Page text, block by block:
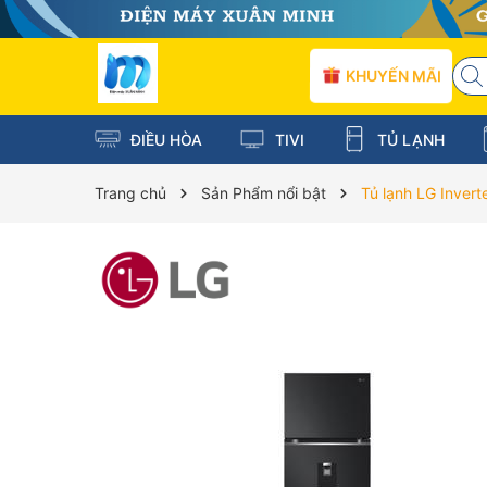
KHUYẾN MÃI
ĐIỀU HÒA TIVI TỦ LẠNH
Trang chủ Sản Phẩm nổi bật Tủ lạnh LG